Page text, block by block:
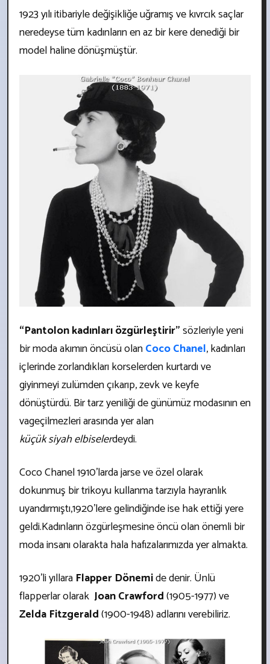
1923 yılı itibariyle değişikliğe uğramış ve kıvrcık saçlar
neredeyse tüm kadınların en az bir kere denediği bir
model haline dönüşmüştür.
“Pantolon kadınları özgürleştirir”sözleriyle yeni
bir moda akımın öncüsü olanCoco Chanel, kadınları
içlerinde zorlandıkları korselerden kurtardı ve
giyinmeyi zulümden çıkarıp, zevk ve keyfe
dönüştürdü. Bir tarz yeniliği de günümüz modasının en
vageçilmezleri arasında yer alan
küçük siyah elbiselerdeydi.
Coco Chanel 1910’larda jarse ve özel olarak
dokunmuş bir trikoyu kullanma tarzıyla hayranlık
uyandırmıştı,1920’lere gelindiğinde ise hak ettiği yere
geldi.Kadınların özgürleşmesine öncü olan önemli bir
moda insanı olarakta hala hafızalarımızda yer almakta.
1920’li yıllara Flapper Dönemide denir. Ünlü
flapperlar olarak Joan Crawford(1905-1977) ve
Zelda Fitzgerald(1900-1948) adlarını verebiliriz.